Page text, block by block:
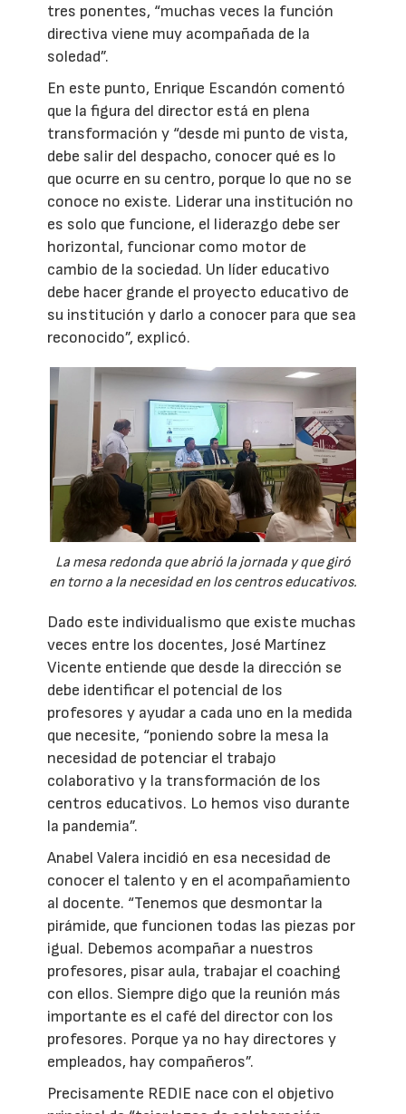
tres ponentes, “muchas veces la función
directiva viene muy acompañada de la
soledad”.
En este punto, Enrique Escandón comentó
que la figura del director está en plena
transformación y “desde mi punto de vista,
debe salir del despacho, conocer qué es lo
que ocurre en su centro, porque lo que no se
conoce no existe. Liderar una institución no
es solo que funcione, el liderazgo debe ser
horizontal, funcionar como motor de
cambio de la sociedad. Un líder educativo
debe hacer grande el proyecto educativo de
su institución y darlo a conocer para que sea
reconocido”, explicó.
La mesa redonda que abrió la jornada y que giró
en torno a la necesidad en los centros educativos.
Dado este individualismo que existe muchas
veces entre los docentes, José Martínez
Vicente entiende que desde la dirección se
debe identificar el potencial de los
profesores y ayudar a cada uno en la medida
que necesite, “poniendo sobre la mesa la
necesidad de potenciar el trabajo
colaborativo y la transformación de los
centros educativos. Lo hemos viso durante
la pandemia”.
Anabel Valera incidió en esa necesidad de
conocer el talento y en el acompañamiento
al docente. “Tenemos que desmontar la
pirámide, que funcionen todas las piezas por
igual. Debemos acompañar a nuestros
profesores, pisar aula, trabajar el coaching
con ellos. Siempre digo que la reunión más
importante es el café del director con los
profesores. Porque ya no hay directores y
empleados, hay compañeros”.
Precisamente REDIE nace con el objetivo